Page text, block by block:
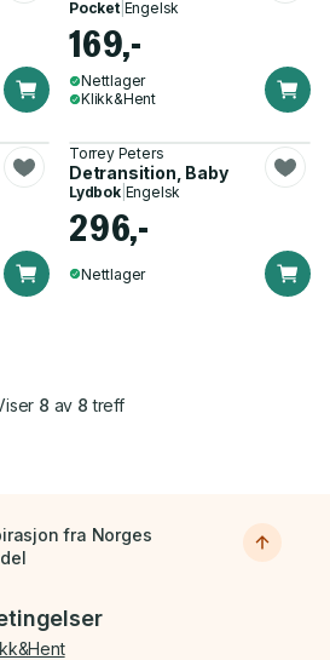
Pocket| Engelsk
169,-
Nettlager
Klikk&Hent
Torrey Peters
Detransition, Baby
Lydbok| Engelsk
296,-
Nettlager
8 av 8 treff
fra Norges